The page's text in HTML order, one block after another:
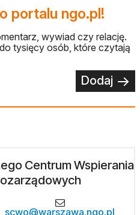
portalu ngo.pl!
wywiad czy relację.
tysięcy osób, które czytają
Dodaj
Centrum Wspierania
scwo@warszawa.ngo.pl